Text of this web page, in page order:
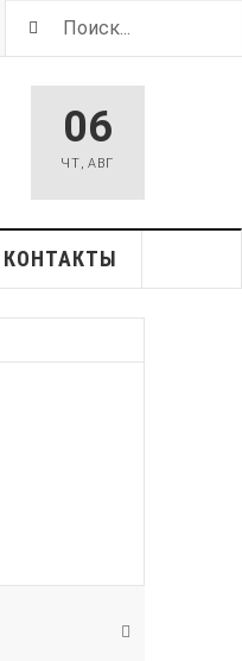
06
ЧТ,АВГ
КОНТАКТЫ